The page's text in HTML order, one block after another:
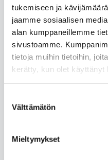
tukemiseen ja
jaamme sosiaalisen
alan kumppaneillemme
sivustoamme.
tietoja muihin tietoihin,
kerätty, kun olet käyttänyt
valinta
Välttämätön
Mieltymykset
29 heinäkuun, 2026